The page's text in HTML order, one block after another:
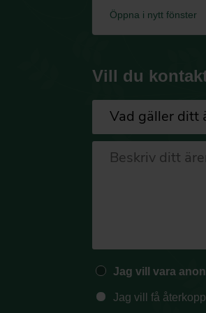
Öppna i nytt fönster
Vill du
Jag vill vara
Jag vill få